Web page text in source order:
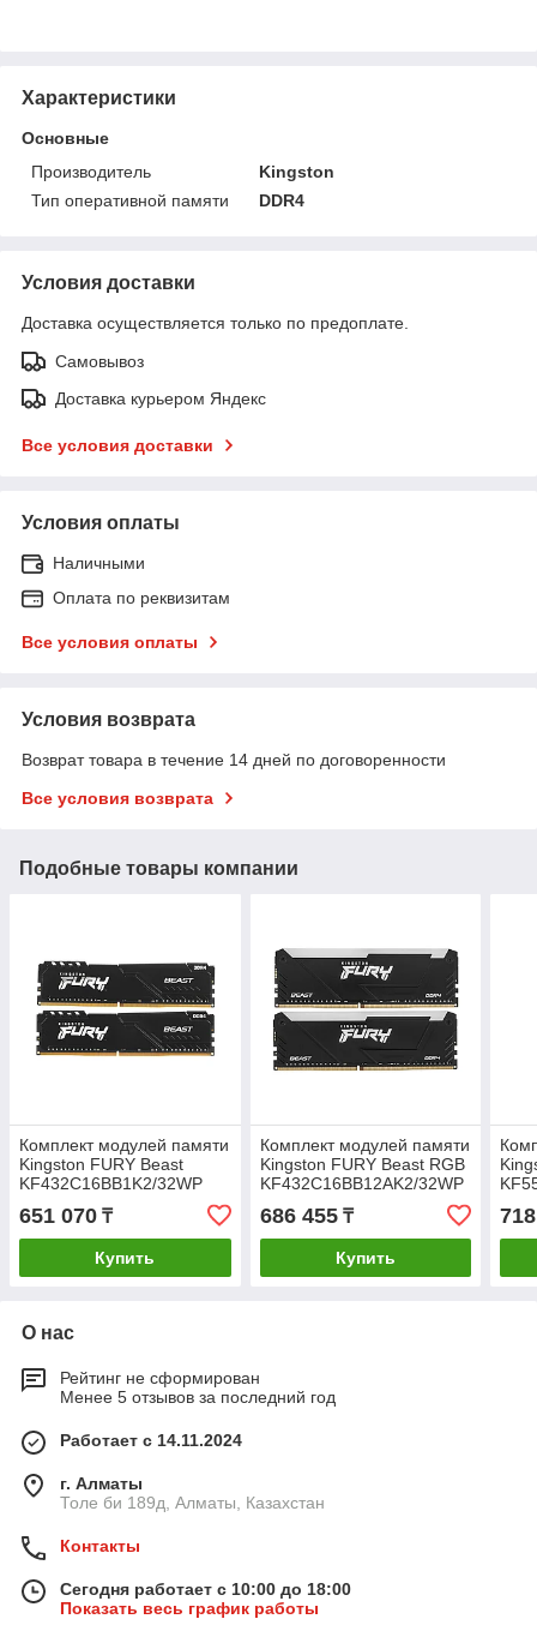
Характеристики
Основные
Производитель
Kingston
Тип оперативной памяти
DDR4
Условия доставки
Доставка осуществляется только по предоплате.
Самовывоз
Доставка курьером Яндекс
Все условия доставки
Условия оплаты
Наличными
Оплата по реквизитам
Все условия оплаты
Условия возврата
Возврат товара в течение 14 дней по договоренности
Все условия возврата
Подобные товары компании
Комплект модулей памяти
Kingston FURY Beast
KF432C16BB1K2/32WP
DDR4 32GB (Kit 2x16GB)
3200MHz Чёрный
651 070 ₸
Купить
Комплект модулей памяти
Kingston FURY Beast RGB
KF432C16BB12AK2/32WP
DDR4 32GB (Kit 2x16GB)
3200MHz
686 455₸
Купить
О нас
Рейтинг не сформирован
Менее 5 отзывов за последний год
Работает с 14.11.2024
г. Алматы
Толе би 189д, Алматы, Казахстан
Контакты
Сегодня работает с 10:00 до 18:00
Показать весь график работы